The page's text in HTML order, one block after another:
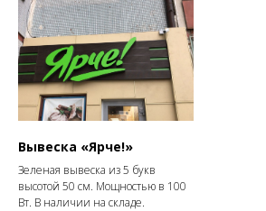
Вывеска «Ярче!»
Зеленая вывеска из 5 букв
высотой 50 см. Мощностью в 100
Вт. В наличии на складе.